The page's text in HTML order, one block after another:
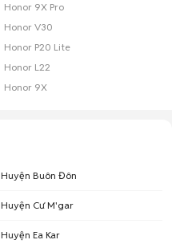
Honor 9X Pro
Honor V30
Honor P20 Lite
Honor L22
Honor 9X
Huyện Buôn Đôn
Huyện Cư M'gar
Huyện Ea Kar